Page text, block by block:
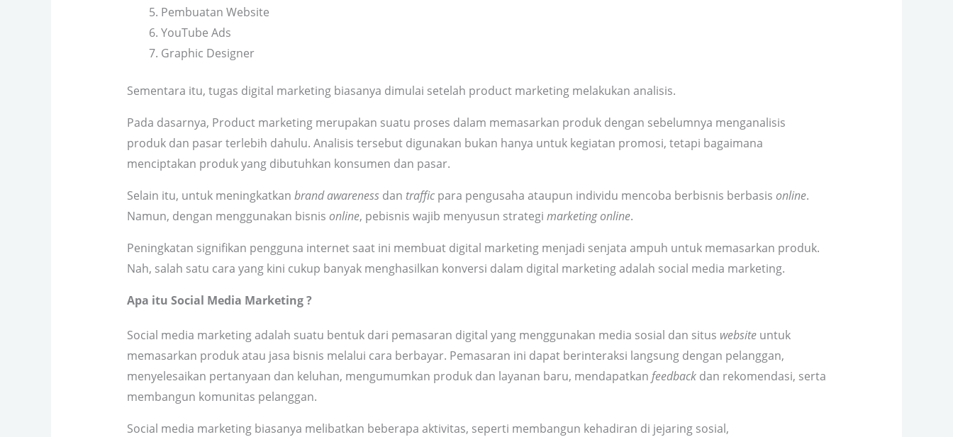
Pembuatan Website
YouTube Ads
Graphic Designer
Sementara itu, tugas digital marketing biasanya dimulai setelah product marketing melakukan analisis.
Pada dasarnya, Product marketing merupakan suatu proses dalam memasarkan produk dengan sebelumnya menganalisis
produk dan pasar terlebih dahulu. Analisis tersebut digunakan bukan hanya untuk kegiatan promosi, tetapi bagaimana
menciptakan produk yang dibutuhkan konsumen dan pasar.
Selain itu, untuk meningkatkan brand awarenessdan trafficpara pengusaha ataupun individu mencoba berbisnis berbasis online.
Namun, dengan menggunakan bisnis online, pebisnis wajib menyusun strategi marketing online.
Peningkatan signifikan pengguna internet saat ini membuat digital marketing menjadi senjata ampuh untuk memasarkan produk.
Nah, salah satu cara yang kini cukup banyak menghasilkan konversi dalam digital marketing adalah social media marketing.
Apa itu Social Media Marketing ?
Social media marketingadalah suatu bentuk dari pemasaran digital yang menggunakan media sosial dan situs websiteuntuk
memasarkan produk atau jasa bisnis melalui cara berbayar. Pemasaran ini dapat berinteraksi langsung dengan pelanggan,
menyelesaikan pertanyaan dan keluhan, mengumumkan produk dan layanan baru, mendapatkan feedbackdan rekomendasi, serta
membangun komunitas pelanggan.
Social media marketing biasanya melibatkan beberapa aktivitas, seperti membangun kehadiran di jejaring sosial,